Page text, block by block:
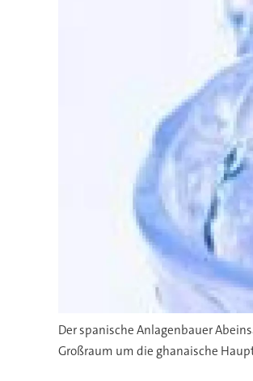
Der spanische Anlagenbauer
Großraum um die ghanaische